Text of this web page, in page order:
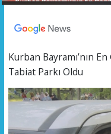
Kurban Bayramı’nın
Tabiat Parkı Oldu